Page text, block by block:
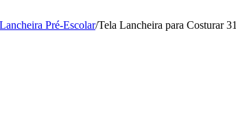
Pré-Escolar/Tela Lancheira para Costurar 31